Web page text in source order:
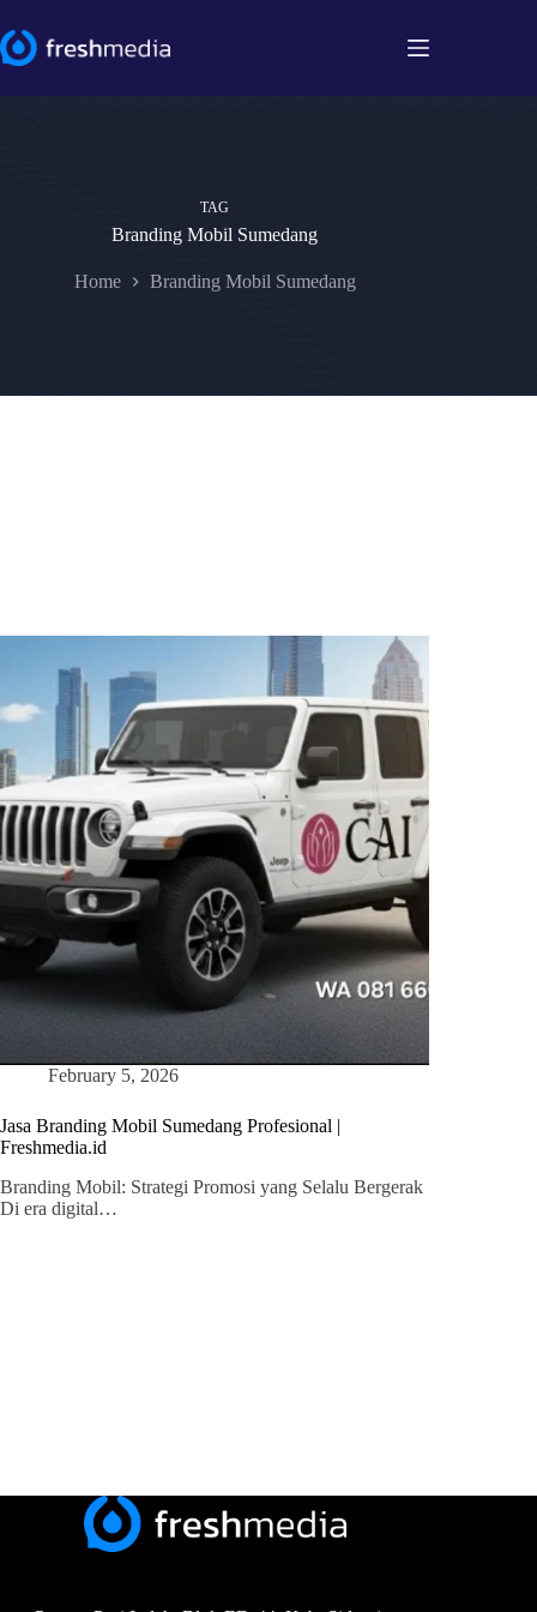
to
content
TAG
Branding Mobil Sumedang
Home Branding Mobil Sumedang
February 5, 2026
Jasa Branding Mobil Sumedang Profesional |
Freshmedia.id
Branding Mobil: Strategi Promosi yang Selalu Bergerak
Di era digital…